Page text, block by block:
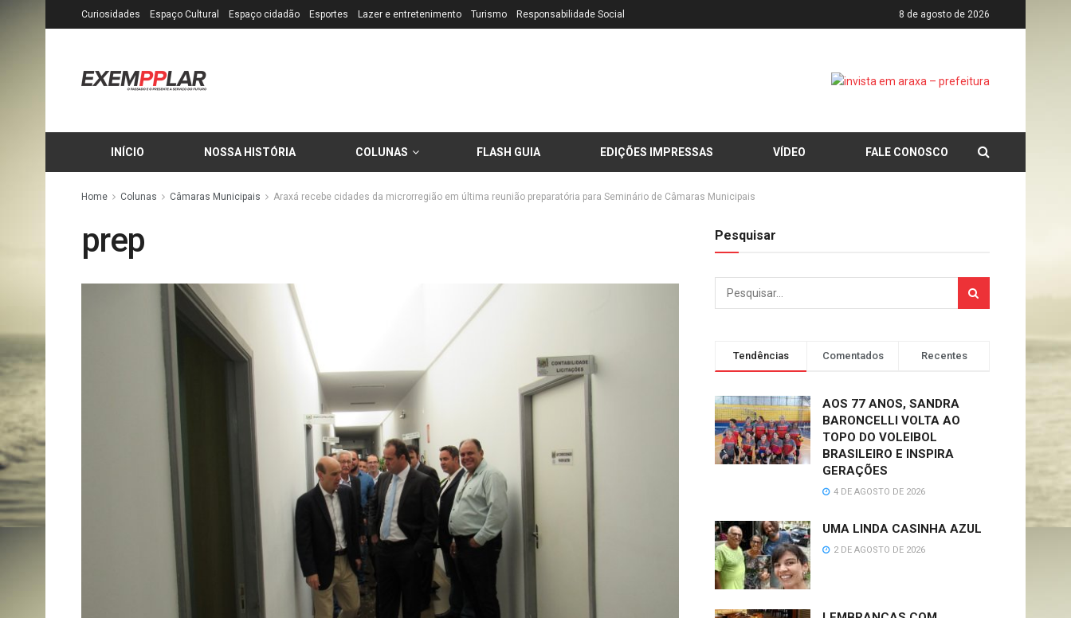
Curiosidades Espaço Cultural Espaço cidadão Esportes Lazer e entretenimento Turismo Responsabilidade Social 8 de agosto de 2026
INÍCIO NOSSA HISTÓRIA COLUNAS FLASH GUIA EDIÇÕES IMPRESSAS VÍDEO FALE CONOSCO
Home Colunas Câmaras Municipais Araxá recebe cidades da microrregião em última reunião preparatória para Seminário de Câmaras Municipais
prep Pesquisar
Tendências Comentados Recentes
AOS 77 ANOS, SANDRA
BARONCELLI VOLTA AO
TOPO DO VOLEIBOL
BRASILEIRO E INSPIRA
GERAÇÕES
4 DE AGOSTO DE 2026
UMA LINDA CASINHA AZUL
2 DE AGOSTO DE 2026